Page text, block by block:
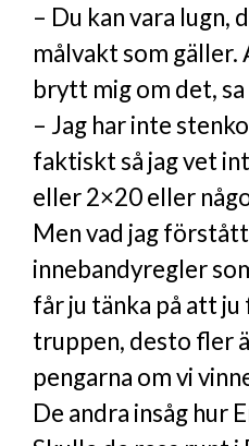
– Du kan vara lugn,
målvakt som gäller.
brytt mig om det,
– Jag har inte
faktiskt så jag vet
eller 2×20 eller
Men vad jag förstått
innebandyregler
får ju tänka på att ju
truppen, desto fler
pengarna om vi
De andra insåg hur